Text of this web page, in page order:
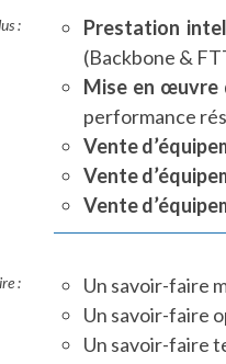
: Prestation
(Backbone &
Mise en œuvre
performance
Vente
Vente
Vente
:
Un savoir-faire
Un savoir-faire
Un savoir-faire